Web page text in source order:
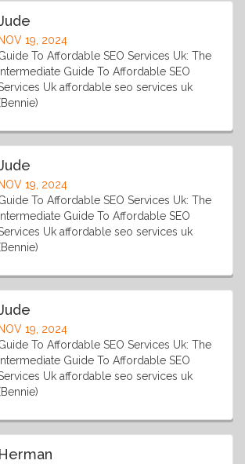
NOV 19, 2024
To Affordable SEO Services Uk: The
Intermediate Guide To Affordable SEO
Uk affordable seo services uk
NOV 19, 2024
To Affordable SEO Services Uk: The
Intermediate Guide To Affordable SEO
Uk affordable seo services uk
NOV 19, 2024
To Affordable SEO Services Uk: The
Intermediate Guide To Affordable SEO
Uk affordable seo services uk
Herman